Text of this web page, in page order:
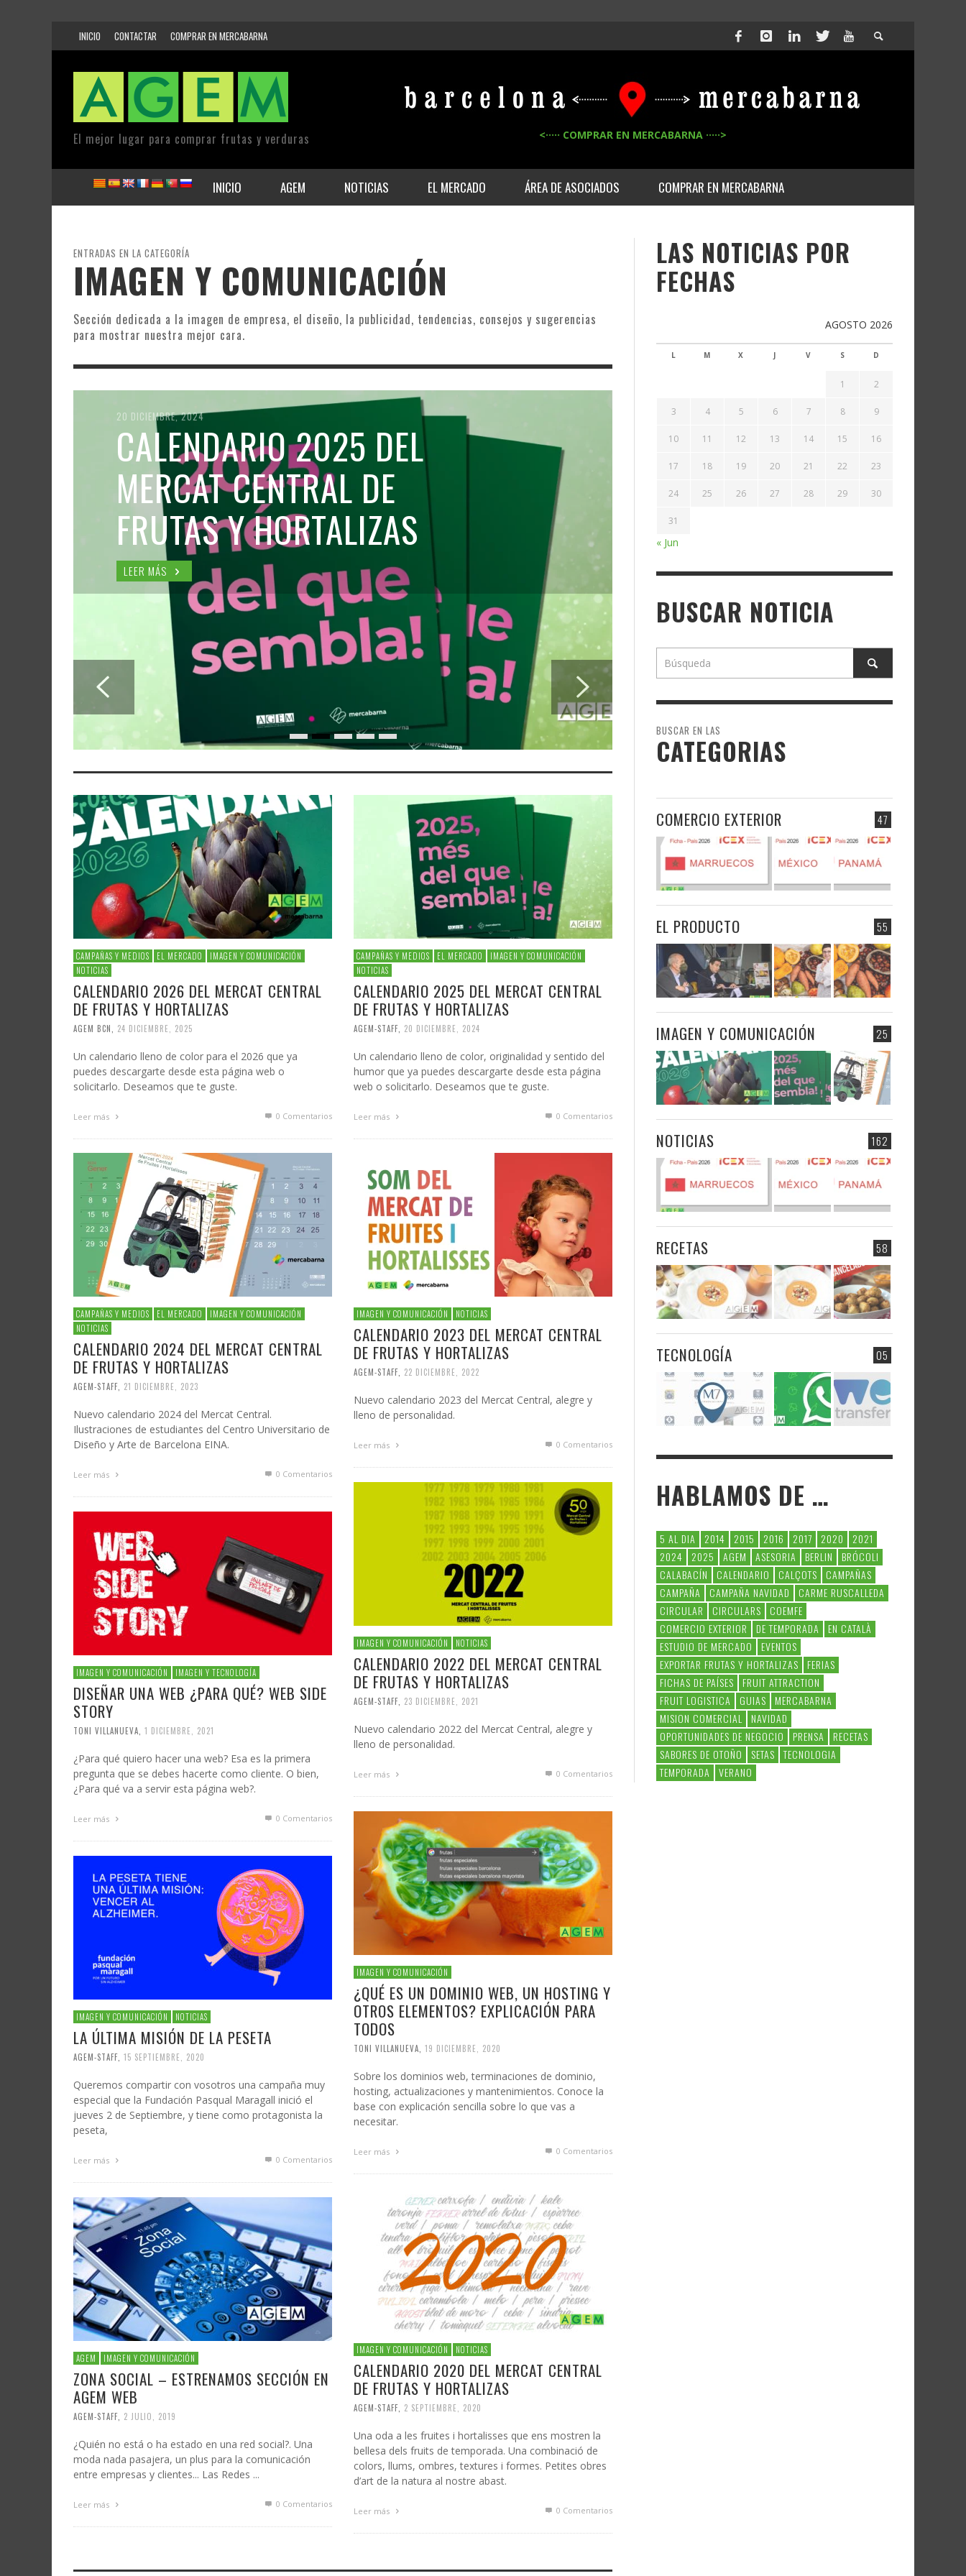
INICIO CONTACTAR COMPRAR EN MERCABARNA
El mejor lugar para comprar frutas y verduras <····· COMPRAR EN MERCABARNA ·····>
INICIO AGEM NOTICIAS EL MERCADO ÁREA DE ASOCIADOS COMPRAR EN MERCABARNA
ENTRADAS EN LA CATEGORÍA
IMAGEN Y COMUNICACIÓN
Sección dedicada a la imagen de empresa, el diseño, la publicidad, tendencias, consejos y sugerencias
para mostrar nuestra mejor cara.
20 DICIEMBRE, 2024
CALENDARIO 2025 DEL
MERCAT CENTRAL DE
FRUTAS Y HORTALIZAS
LEER MÁS
CAMPAÑAS Y MEDIOS EL MERCADO
IMAGEN Y COMUNICACIÓN
NOTICIAS
CALENDARIO 2026 DEL MERCAT CENTRAL
DE FRUTAS Y HORTALIZAS
AGEM BCN 24 DICIEMBRE, 2025
Un calendario lleno de color para el 2026 que ya
puedes descargarte desde esta página web o
solicitarlo. Deseamos que te guste.
Leer más 0 Comentarios
CAMPAÑAS Y MEDIOS EL MERCADO
IMAGEN Y COMUNICACIÓN
NOTICIAS
CALENDARIO 2025 DEL MERCAT CENTRAL
DE FRUTAS Y HORTALIZAS
AGEM-STAFF 20 DICIEMBRE, 2024
Un calendario lleno de color, originalidad y sentido del
humor que ya puedes descargarte desde esta página
web o solicitarlo. Deseamos que te guste.
Leer más 0 Comentarios
CAMPAÑAS Y MEDIOS EL MERCADO
IMAGEN Y COMUNICACIÓN
NOTICIAS
CALENDARIO 2024 DEL MERCAT CENTRAL
DE FRUTAS Y HORTALIZAS
AGEM-STAFF 21 DICIEMBRE, 2023
Nuevo calendario 2024 del Mercat Central.
Ilustraciones de estudiantes del Centro Universitario de
Diseño y Arte de Barcelona EINA.
Leer más 0 Comentarios
IMAGEN Y COMUNICACIÓN NOTICIAS
CALENDARIO 2023 DEL MERCAT CENTRAL
DE FRUTAS Y HORTALIZAS
AGEM-STAFF 22 DICIEMBRE, 2022
Nuevo calendario 2023 del Mercat Central, alegre y
lleno de personalidad.
Leer más 0 Comentarios
IMAGEN Y COMUNICACIÓN NOTICIAS
CALENDARIO 2022 DEL MERCAT CENTRAL
DE FRUTAS Y HORTALIZAS
AGEM-STAFF 23 DICIEMBRE, 2021
Nuevo calendario 2022 del Mercat Central, alegre y
lleno de personalidad.
Leer más 0 Comentarios
IMAGEN Y COMUNICACIÓN IMAGEN Y TECNOLOGÍA
DISEÑAR UNA WEB ¿PARA QUÉ? WEB SIDE
STORY
TONI VILLANUEVA 1 DICIEMBRE, 2021
¿Para qué quiero hacer una web? Esa es la primera
pregunta que se debes hacerte como cliente. O bien,
¿Para qué va a servir esta página web?.
Leer más 0 Comentarios
IMAGEN Y COMUNICACIÓN
¿QUÉ ES UN DOMINIO WEB, UN HOSTING Y
OTROS ELEMENTOS? EXPLICACIÓN PARA
TODOS
TONI VILLANUEVA 19 DICIEMBRE, 2020
Sobre los dominios web, terminaciones de dominio,
hosting, actualizaciones y mantenimientos. Conoce la
base con explicación sencilla sobre lo que vas a
necesitar.
Leer más 0 Comentarios
IMAGEN Y COMUNICACIÓN NOTICIAS
LA ÚLTIMA MISIÓN DE LA PESETA
AGEM-STAFF 15 SEPTIEMBRE, 2020
Queremos compartir con vosotros una campaña muy
especial que la Fundación Pasqual Maragall inició el
jueves 2 de Septiembre, y tiene como protagonista la
peseta,
Leer más 0 Comentarios
IMAGEN Y COMUNICACIÓN NOTICIAS
CALENDARIO 2020 DEL MERCAT CENTRAL
DE FRUTAS Y HORTALIZAS
AGEM-STAFF 2 SEPTIEMBRE, 2020
Una oda a les fruites i hortalisses que ens mostren la
bellesa dels fruits de temporada. Una combinació de
colors, llums, ombres, textures i formes. Petites obres
d’art de la natura al nostre abast.
Leer más 0 Comentarios
AGEM IMAGEN Y COMUNICACIÓN
ZONA SOCIAL – ESTRENAMOS SECCIÓN EN
AGEM WEB
AGEM-STAFF 2 JULIO, 2019
¿Quién no está o ha estado en una red social?. Una
moda nada pasajera, un plus para la comunicación
entre empresas y clientes... Las Redes ...
Leer más 0 Comentarios
LAS NOTICIAS POR
FECHAS
AGOSTO 2026
L M X J V S D
1 2
3 4 5 6 7 8 9
10 11 12 13 14 15 16
17 18 19 20 21 22 23
24 25 26 27 28 29 30
31
« Jun
BUSCAR NOTICIA
BUSCAR EN LAS
CATEGORIAS
47
COMERCIO EXTERIOR
55
EL PRODUCTO
25
IMAGEN Y COMUNICACIÓN
162
NOTICIAS
58
RECETAS
05
TECNOLOGÍA
HABLAMOS DE …
5 AL DIA 2014 2015 2016 2017 2020
2021
2024
2025 AGEM ASESORIA BERLIN
BRÓCOLI
CALABACÍN
CALENDARIO CALÇOTS
CAMPAÑAS
CAMPAÑA
CAMPAÑA NAVIDAD
CARME RUSCALLEDA
CIRCULAR
CIRCULARS
COEMFE
COMERCIO EXTERIOR
DE TEMPORADA
EN CATALÀ
ESTUDIO DE MERCADO
EVENTOS
EXPORTAR FRUTAS Y HORTALIZAS
FERIAS
FICHAS DE PAÍSES
FRUIT ATTRACTION
FRUIT LOGISTICA
GUIAS
MERCABARNA
MISION COMERCIAL
NAVIDAD
OPORTUNIDADES DE NEGOCIO
PRENSA
RECETAS
SABORES DE OTOÑO
SETAS
TECNOLOGIA
TEMPORADA
VERANO